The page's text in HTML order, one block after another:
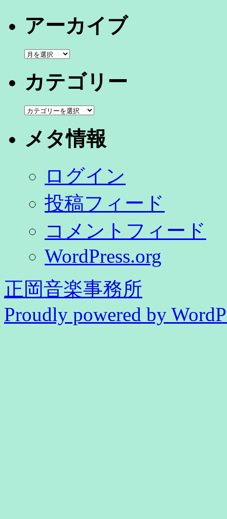
アーカイブ
ア
イ
カテゴリー
カ
リ
メタ情報
ログイン
投稿フィード
コメントフィード
WordPress.org
正岡音楽事務所
Proudly powered by